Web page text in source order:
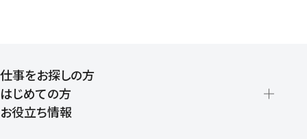
仕事をお探しの方
はじめての方
お役立ち情報